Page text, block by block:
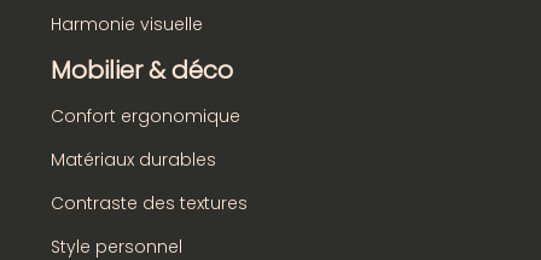
Harmonie visuelle
Mobilier & déco
Confort ergonomique
Matériaux durables
Contraste des textures
Style personnel